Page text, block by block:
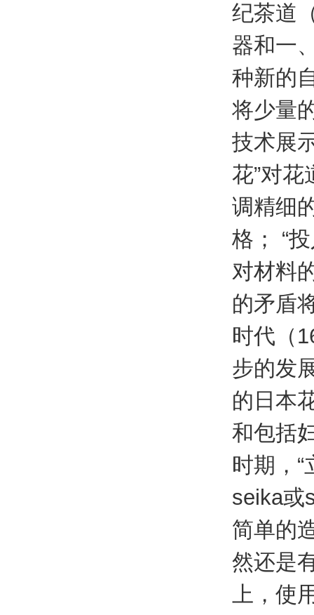
纪茶道
器和一
种新的
将少量
技术展
花”对花
调精细
格； “
对材料
的矛盾
时代（
步的发
的日本
和包括
时期，
seika或
简单的
然还是
上，使